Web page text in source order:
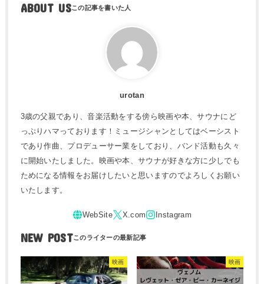
ABOUT US
urotan
3歳の父親であり、音楽活動をする傍ら映画や本、サウナにど
っぷりハマっております！ミュージシャンとしてはベーシスト
であり作曲、プロデューサー業をしており、バンド活動も久々
に開始いたしました。映画や本、サウナが好きな方に少しでも
ためになる情報をお届けしたいと思いますのでよろしくお願い
いたします。
NEW POST
映画 映画